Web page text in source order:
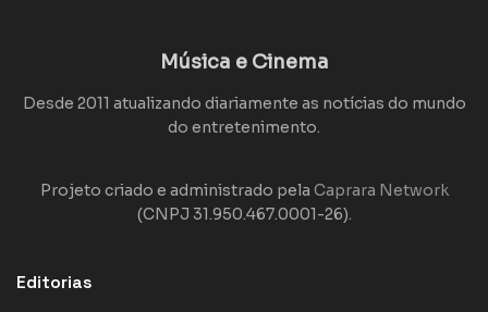
Música e Cinema
Desde 2011 atualizando diariamente as notícias do mundo
do entretenimento.
Projeto criado e administrado pela Caprara Network
(CNPJ 31.950.467.0001-26).
Editorias